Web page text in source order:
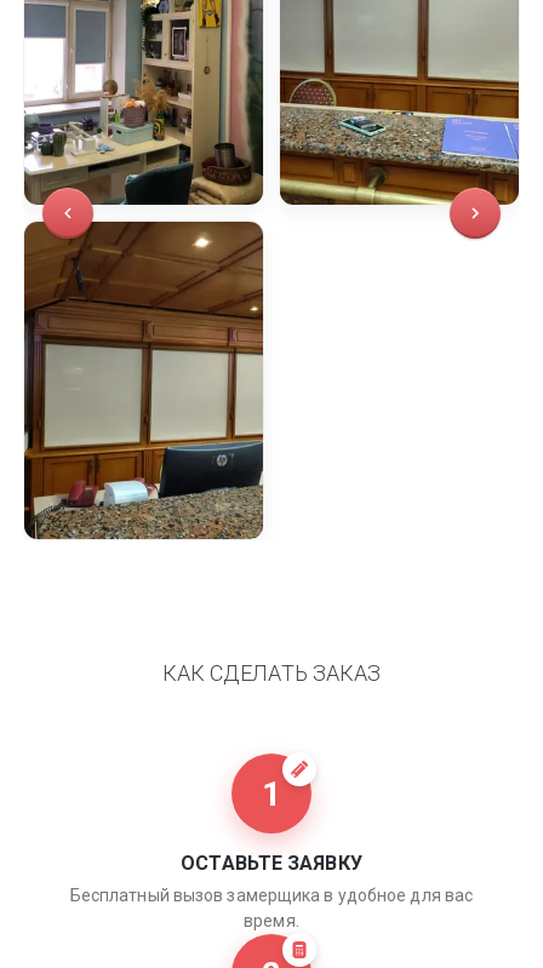
КАК СДЕЛАТЬ ЗАКАЗ
1
ОСТАВЬТЕ ЗАЯВКУ
Бесплатный вызов замерщика в удобное для вас
время.